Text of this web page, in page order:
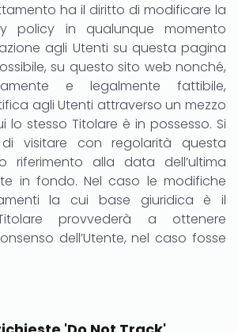
ha il diritto di modificare la
policy in qualunque momento
agli Utenti su questa pagina
su questo sito web nonché,
e legalmente fattibile,
agli Utenti attraverso un mezzo
stesso Titolare è in possesso. Si
visitare con regolarità questa
riferimento alla data dell’ultima
in fondo. Nel caso le modifiche
la cui base giuridica è il
provvederà a ottenere
dell’Utente, nel caso fosse